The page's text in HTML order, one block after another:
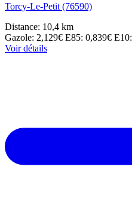
Torcy-Le-Petit (76590)
Distance: 10,4 km
Gazole: 2,129€ E85: 0,839€
Voir détails